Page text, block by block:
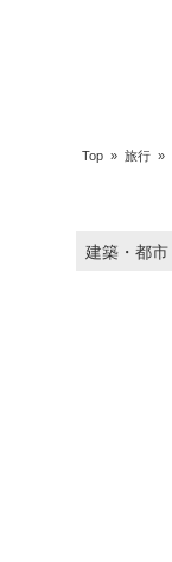
Top » 旅行 »
建築・都市